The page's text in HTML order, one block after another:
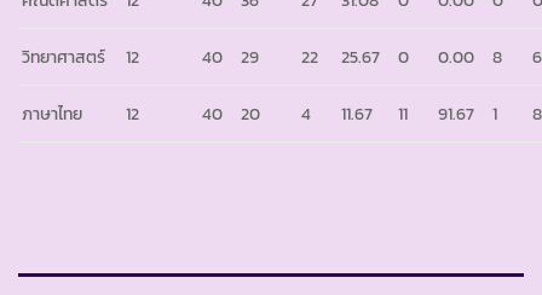
วิทยาศาสตร์ 12 40 29 22 25.67 0 0.00 8
ภาษาไทย 12 40 20 4 11.67 11 91.67 1